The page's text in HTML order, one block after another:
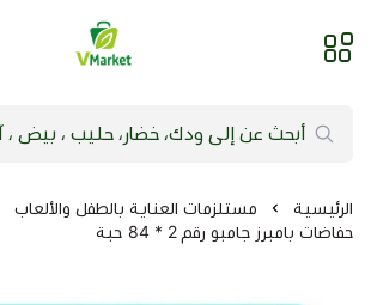
فيلج ماركت | VMarket
الرئيسية
مستلزمات العناية بالطفل والألعاب
حفاضات بامبرز جامبو رقم 2 * 84 حبة